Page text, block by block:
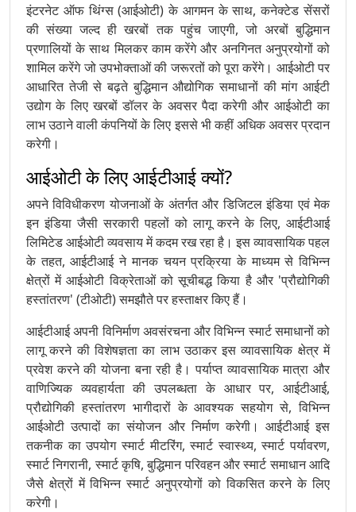
इंटरनेट ऑफ थिंग्स (आईओटी) के आगमन के साथ, कनेक्टेड सेंसरों
की संख्या जल्द ही खरबों तक पहुंच जाएगी, जो अरबों बुद्धिमान
प्रणालियों के साथ मिलकर काम करेंगे और अनगिनत अनुप्रयोगों को
शामिल करेंगे जो उपभोक्ताओं की जरूरतों को पूरा करेंगे। आईओटी पर
आधारित तेजी से बढ़ते बुद्धिमान औद्योगिक समाधानों की मांग आईटी
उद्योग के लिए खरबों डॉलर के अवसर पैदा करेगी और आईओटी का
लाभ उठाने वाली कंपनियों के लिए इससे भी कहीं अधिक अवसर प्रदान
करेगी।
आईओटी के लिए आईटीआई क्यों?
अपने विविधीकरण योजनाओं के अंतर्गत और डिजिटल इंडिया एवं मेक
इन इंडिया जैसी सरकारी पहलों को लागू करने के लिए, आईटीआई
लिमिटेड आईओटी व्यवसाय में कदम रख रहा है। इस व्यावसायिक पहल
के तहत, आईटीआई ने मानक चयन प्रक्रिया के माध्यम से विभिन्न
क्षेत्रों में आईओटी विक्रेताओं को सूचीबद्ध किया है और 'प्रौद्योगिकी
हस्तांतरण' (टीओटी) समझौते पर हस्ताक्षर किए हैं।
आईटीआई अपनी विनिर्माण अवसंरचना और विभिन्न स्मार्ट समाधानों को
लागू करने की विशेषज्ञता का लाभ उठाकर इस व्यावसायिक क्षेत्र में
प्रवेश करने की योजना बना रही है। पर्याप्त व्यावसायिक मात्रा और
वाणिज्यिक व्यवहार्यता की उपलब्धता के आधार पर, आईटीआई,
प्रौद्योगिकी हस्तांतरण भागीदारों के आवश्यक सहयोग से, विभिन्न
आईओटी उत्पादों का संयोजन और निर्माण करेगी। आईटीआई इस
तकनीक का उपयोग स्मार्ट मीटरिंग, स्मार्ट स्वास्थ्य, स्मार्ट पर्यावरण,
स्मार्ट निगरानी, ​​स्मार्ट कृषि, बुद्धिमान परिवहन और स्मार्ट समाधान आदि
जैसे क्षेत्रों में विभिन्न स्मार्ट अनुप्रयोगों को विकसित करने के लिए
करेगी।